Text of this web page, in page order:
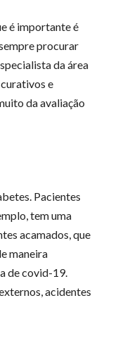
é importante é
procurar
da área
curativos e
da avaliação
Pacientes
tem uma
acamados, que
maneira
de covid-19.
acidentes